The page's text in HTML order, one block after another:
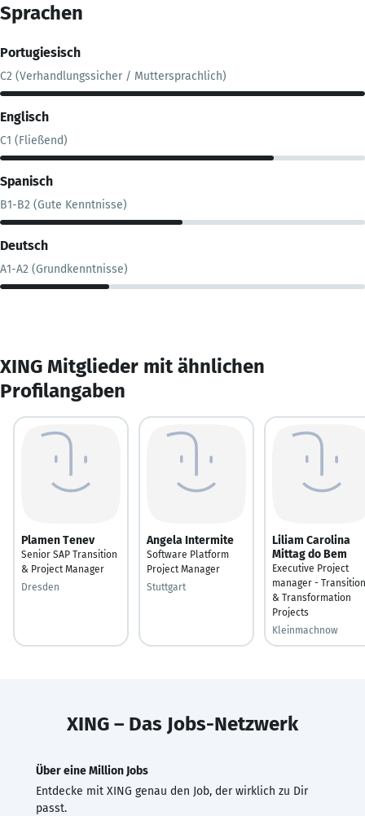
Sprachen
Portugiesisch
C2 (Verhandlungssicher / Muttersprachlich)
Englisch
C1 (Fließend)
Spanisch
B1-B2 (Gute Kenntnisse)
Deutsch
A1-A2 (Grundkenntnisse)
XING Mitglieder mit ähnlichen
Profilangaben
Plamen Tenev
Senior SAP Transition
& Project Manager
Dresden
Angela Intermite
Software Platform
Project Manager
Stuttgart
Liliam Carolina
Mittag do Bem
Executive Project
manager - Transition
& Transformation
Projects
Kleinmachnow
XING – Das Jobs-Netzwerk
Über eine Million Jobs
Entdecke mit XING genau den Job, der wirklich zu Dir
passt.